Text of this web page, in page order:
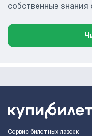
собственные знания
Сервис билетных лазеек